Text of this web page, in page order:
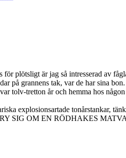
för plötsligt är jag så intresserad av
på grannens tak, var de har sina
tolv-tretton år och hemma hos
explosionsartade tonårstankar,
SIG OM EN RÖDHAKES